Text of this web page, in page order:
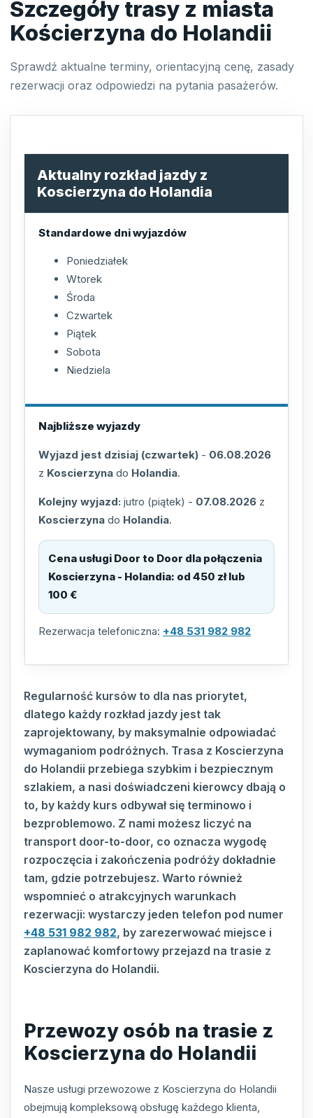
Szczegóły trasy z miasta
Kościerzyna do Holandii
Sprawdź aktualne terminy, orientacyjną cenę, zasady
rezerwacji oraz odpowiedzi na pytania pasażerów.
Aktualny rozkład jazdy z
Koscierzyna do Holandia
Standardowe dni wyjazdów
Poniedziałek
Wtorek
Środa
Czwartek
Piątek
Sobota
Niedziela
Najbliższe wyjazdy
Wyjazd jest dzisiaj (czwartek) - 06.08.2026
z Koscierzyna do Holandia.
Kolejny wyjazd: jutro (piątek) - 07.08.2026 z
Koscierzyna do Holandia.
Cena usługi Door to Door dla połączenia
Koscierzyna - Holandia: od 450 zł lub
100 €
Rezerwacja telefoniczna: +48 531 982 982
Regularność kursów to dla nas priorytet,
dlatego każdy rozkład jazdy jest tak
zaprojektowany, by maksymalnie odpowiadać
wymaganiom podróżnych. Trasa z Koscierzyna
do Holandii przebiega szybkim i bezpiecznym
szlakiem, a nasi doświadczeni kierowcy dbają o
to, by każdy kurs odbywał się terminowo i
bezproblemowo. Z nami możesz liczyć na
transport door-to-door, co oznacza wygodę
rozpoczęcia i zakończenia podróży dokładnie
tam, gdzie potrzebujesz. Warto również
wspomnieć o atrakcyjnych warunkach
rezerwacji: wystarczy jeden telefon pod numer
+48 531 982 982, by zarezerwować miejsce i
zaplanować komfortowy przejazd na trasie z
Koscierzyna do Holandii.
Przewozy osób na trasie z
Koscierzyna do Holandii
Nasze usługi przewozowe z Koscierzyna do Holandii
obejmują kompleksową obsługę każdego klienta,